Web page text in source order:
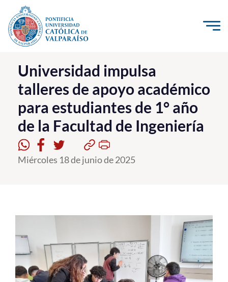
Click acá para ir directamente al contenido
La Universidad
Investigación, Creación e Innovación
PUCV Internacional
Vinculación con el Medio
Admisión
Estudiantes
Académicos
Universidad impulsa
talleres de apoyo académico
para estudiantes de 1° año
de la Facultad de Ingeniería
Miércoles 18 de junio de 2025